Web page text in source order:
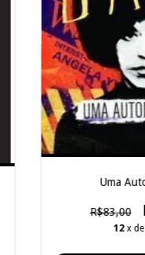
Uma
R$83,00
12 x